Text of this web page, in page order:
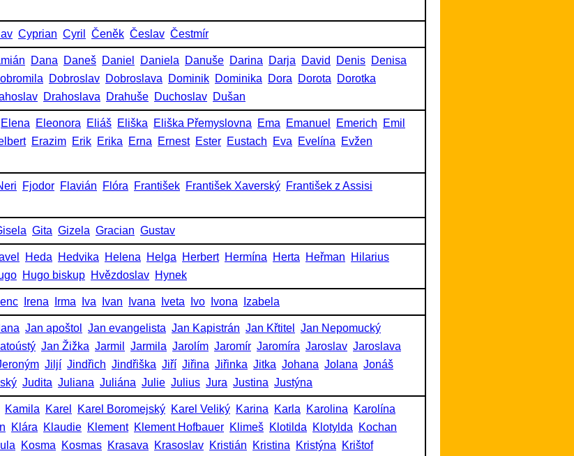
Cyprian Cyril Čeněk Česlav Čestmír
Dana Daneš Daniel Daniela Danuše Darina Darja David Denis Denisa
Dobroslav Dobroslava Dominik Dominika Dora Dorota
Dorotka
Drahoslava Drahuše Duchoslav Dušan
Elena Eleonora Eliáš Eliška Eliška Přemyslovna Ema Emanuel Emerich
Emil
Erazim Erik Erika Erna Ernest Ester Eustach Eva Evelína
Evžen
Fjodor Flavián Flóra František František Xaverský František z Assisi
Gita Gizela Gracian Gustav
Heda Hedvika Helena Helga Herbert Hermína Herta Heřman
Hilarius
Hugo biskup Hvězdoslav Hynek
Irena Irma Iva Ivan Ivana Iveta Ivo Ivona Izabela
Jan apoštol Jan evangelista Jan Kapistrán Jan Křtitel
Jan Nepomucký
Jan Žižka Jarmil Jarmila Jarolím Jaromír Jaromíra Jaroslav Jaroslava
Jiljí Jindřich Jindřiška Jiří Jiřina Jiřinka Jitka Johana Jolana Jonáš
Judita Juliana Juliána Julie Julius Jura Justina Justýna
Kamila Karel Karel Boromejský Karel Veliký Karina Karla Karolina
Karolína
Klára Klaudie Klement Klement Hofbauer Klimeš Klotilda Klotylda
Kochan
Kosma Kosmas Krasava Krasoslav Kristián Kristina Kristýna
Krištof